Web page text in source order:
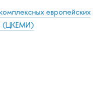
европейских
(ЦКЕМИ)